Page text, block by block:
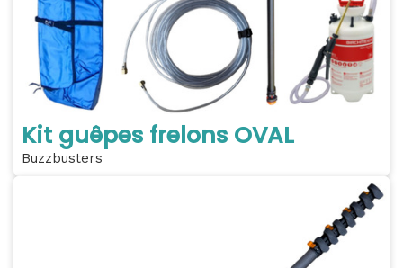
Kit guêpes frelons OVAL
Buzzbusters